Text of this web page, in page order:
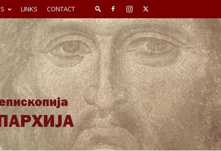
LINKS CONTACT